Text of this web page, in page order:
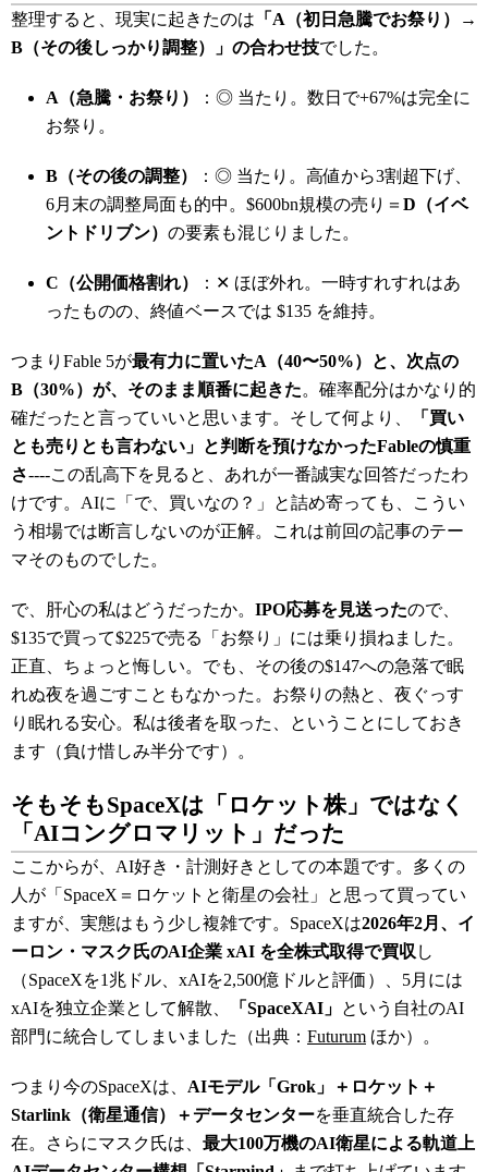
整理すると、現実に起きたのは 「A（初日急騰でお祭り）→
B（その後しっかり調整）」の合わせ技でした。
A（急騰・お祭り）
：◎ 当たり。数日で+67%は完全に
お祭り。
B（その後の調整）
：◎ 当たり。高値から3割超下げ、
6月末の調整局面も的中。$600bn規模の売り＝ D（イベ
ントドリブン） の要素も混じりました。
C（公開価格割れ）
：✕ ほぼ外れ。一時すれすれはあ
ったものの、終値ベースでは $135 を維持。
つまりFable 5が最有力に置いたA（40〜50%）と、次点の
B（30%）が、そのまま順番に起きた。確率配分はかなり的
確だったと言っていいと思います。そして何より、
「買い
とも売りとも言わない」と判断を預けなかったFableの慎重
さ----この乱高下を見ると、あれが一番誠実な回答だったわ
けです。AIに「で、買いなの？」と詰め寄っても、こうい
う相場では断言しないのが正解。これは前回の記事のテー
マそのものでした。
で、肝心の私はどうだったか。 IPO応募を見送ったので、
$135で買って$225で売る「お祭り」には乗り損ねました。
正直、ちょっと悔しい。でも、その後の$147への急落で眠
れぬ夜を過ごすこともなかった。お祭りの熱と、夜ぐっす
り眠れる安心。私は後者を取った、ということにしておき
ます（負け惜しみ半分です）。
そもそもSpaceXは「ロケット株」ではなく
「AIコングロマリット」だった
ここからが、AI好き・計測好きとしての本題です。多くの
人が「SpaceX＝ロケットと衛星の会社」と思って買ってい
ますが、実態はもう少し複雑です。SpaceXは2026年2月、イ
ーロン・マスク氏のAI企業 xAI を全株式取得で買収 し
（SpaceXを1兆ドル、xAIを2,500億ドルと評価）、5月には
xAIを独立企業として解散、
「SpaceXAI」 という自社のAI
部門に統合してしまいました（出典： Futurum ほか）。
つまり今のSpaceXは、 AIモデル「Grok」＋ロケット＋
Starlink（衛星通信）＋データセンターを垂直統合した存
在。さらにマスク氏は、 最大100万機のAI衛星による軌道上